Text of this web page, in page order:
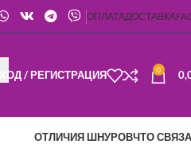
ОПЛАТАДОСТАВКА
/ РЕГИСТРАЦИЯ 0
ОТЛИЧИЯ ШНУРОВЧТО